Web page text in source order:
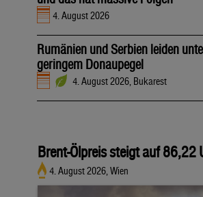
4. August 2026
Rumänien und Serbien leiden
geringem Donaupegel
4. August 2026, Bukarest
Brent-Ölpreis steigt auf 86,22
4. August 2026, Wien